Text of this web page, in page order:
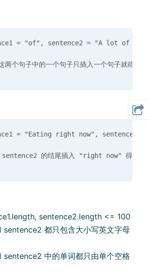
= "of", sentence2 = "A lot of
= "Eating right now", sentence2
sentence2.length <= 100
sentence2 都只包含大小写英文字母
sentence2 中的单词都只由单个空格